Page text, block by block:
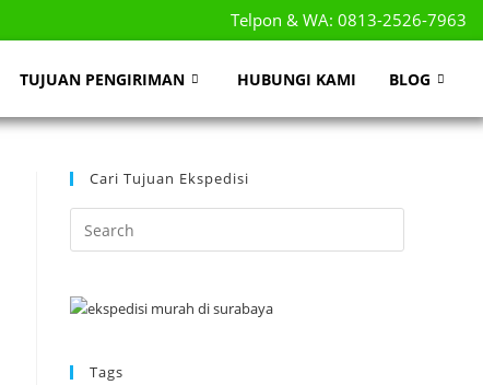
Telpon & WA: 0813-2526-7963
TUJUAN PENGIRIMAN HUBUNGI KAMI BLOG
Cari Tujuan Ekspedisi
Tags